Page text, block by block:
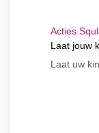
Acties
Laat jouw
Laat uw